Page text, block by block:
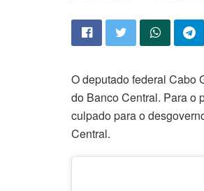
O deputado federal Cabo
do Banco Central. Para o
culpado para o
Central.